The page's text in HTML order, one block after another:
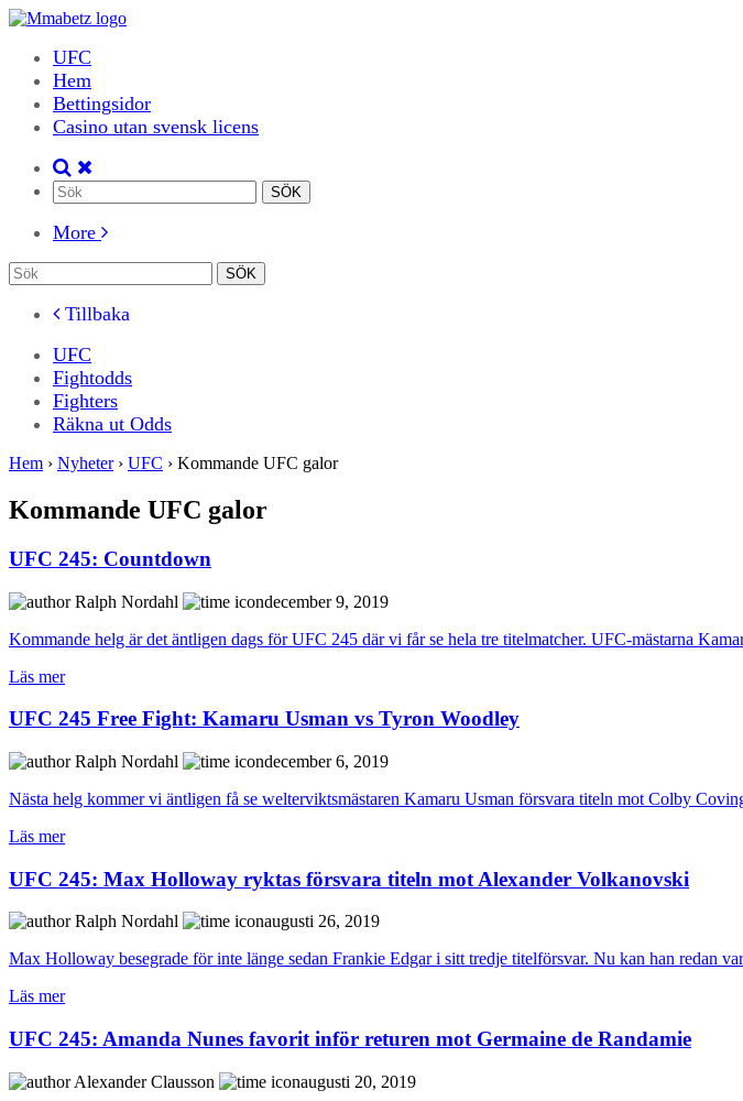
UFC
Hem
Bettingsidor
Casino utan svensk licens
More
Tillbaka
UFC
Fightodds
Fighters
Räkna ut Odds
Hem › Nyheter› UFC › Kommande UFC galor
Kommande UFC galor
UFC 245: Countdown
Ralph Nordahl
december 9, 2019
Kommande helg är det äntligen dags för UFC 245 där vi får se hela tre titelmatcher. UFC-mästarna
Läs mer
UFC 245 Free Fight: Kamaru Usman vs Tyron Woodley
Ralph Nordahl
december 6, 2019
Nästa helg kommer vi äntligen få se welterviktsmästaren Kamaru Usman försvara titeln mot Colby
Läs mer
UFC 245: Max Holloway ryktas försvara titeln mot Alexander Volkanovski
Ralph Nordahl
augusti 26, 2019
Max Holloway besegrade för inte länge sedan Frankie Edgar i sitt tredje titelförsvar. Nu kan han redan
Läs mer
UFC 245: Amanda Nunes favorit inför returen mot Germaine de Randamie
Alexander Clausson
augusti 20, 2019